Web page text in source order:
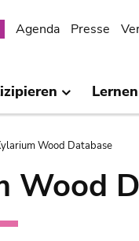
Agenda Presse
Lernen
Wood Database
Wood